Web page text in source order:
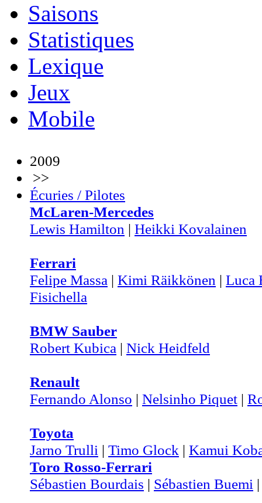
Saisons
Statistiques
Lexique
Jeux
Mobile
2009
>>
Écuries / Pilotes
McLaren-Mercedes
Lewis Hamilton | Heikki Kovalainen
Ferrari
Felipe Massa | Kimi Räikkönen | Luca
Fisichella
BMW Sauber
Robert Kubica | Nick Heidfeld
Renault
Fernando Alonso | Nelsinho Piquet |
Toyota
Jarno Trulli | Timo Glock | Kamui
Toro Rosso-Ferrari
Sébastien Bourdais | Sébastien Buemi